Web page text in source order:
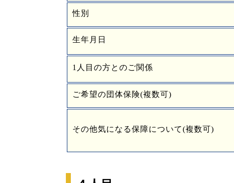
性別
生年月日
1人目の方とのご関係
ご希望の団体保険(複数可)
その他気になる保障について(複数可)